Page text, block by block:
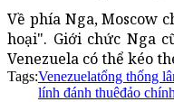
Về phía Nga, Moscow
hoại". Giới chức Nga
Venezuela có thể kéo
Tags:Venezuelatổng thống
lính đánh thuêđảo chính